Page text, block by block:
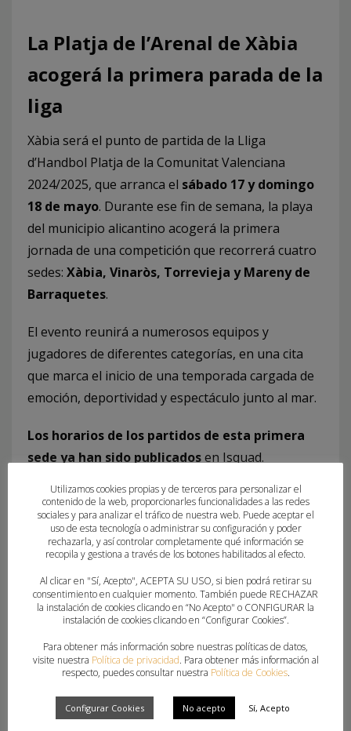
La Platja de l’Arenal de Xàbia
acogerá la primera parada de la
liga
Xàbia será el punto de partida de la Lliga
d’Handbol Platja de la Comunitat Valenciana
2024/2025, que arranca el sábado 17 y domingo
18 de mayo. Durante ese fin de semana, la playa
del municipio alicantino acogerá la primera
jornada de una competición que recorrerá cuatro
sedes: Xàbia, Vinaròs, Torrevieja y Mareny de
Barraquetes.
El evento reunirá a numerosos equipos y
jugadores de diferentes categorías, en una cita
que marca el inicio de una temporada cargada de
emoción, deportividad y espectáculo junto al mar.
Los horarios de los partidos de esta primera
sede ya han sido publicadosen Isquad.
La Lliga d’Handbol Platja se consolida un año más
como una de las competiciones más destacadas
del calendario estival deportivo, combinando
deporte, turismo y promoción del balonmano en
un entorno privilegiado.
Utilizamos cookies propias y de terceros para personalizar el
contenido de la web, proporcionarles funcionalidades a las redes
sociales y para analizar el tráfico de nuestra web. Puede aceptar el
uso de esta tecnología o administrar su configuración y poder
rechazarla, y así controlar completamente qué información se
recopila y gestiona a través de los botones habilitados al efecto.
Al clicar en "Sí, Acepto", ACEPTA SU USO, si bien podrá retirar su
consentimiento en cualquier momento. También puede RECHAZAR
la instalación de cookies clicando en “No Acepto" o CONFIGURAR la
instalación de cookies clicando en “Configurar Cookies”.
Para obtener más información sobre nuestras políticas de datos,
visite nuestra Política de privacidad. Para obtener más información al
respecto, puedes consultar nuestra Política de Cookies.
Configurar Cookies No acepto Sí, Acepto